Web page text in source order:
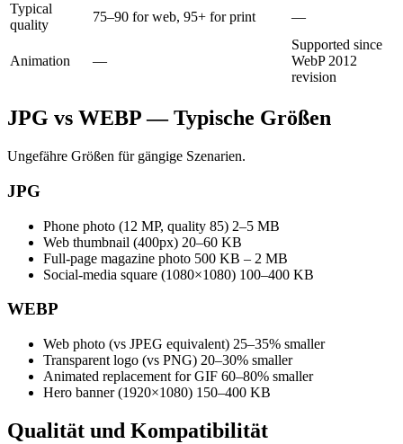
Typical
quality
75–90 for web, 95+ for print —
Animation —
Supported since
WebP 2012
revision
JPG vs WEBP — Typische Größen
Ungefähre Größen für gängige Szenarien.
JPG
Phone photo (12 MP, quality 85) 2–5 MB
Web thumbnail (400px) 20–60 KB
Full-page magazine photo 500 KB – 2 MB
Social-media square (1080×1080) 100–400 KB
WEBP
Web photo (vs JPEG equivalent) 25–35% smaller
Transparent logo (vs PNG) 20–30% smaller
Animated replacement for GIF 60–80% smaller
Hero banner (1920×1080) 150–400 KB
Qualität und Kompatibilität